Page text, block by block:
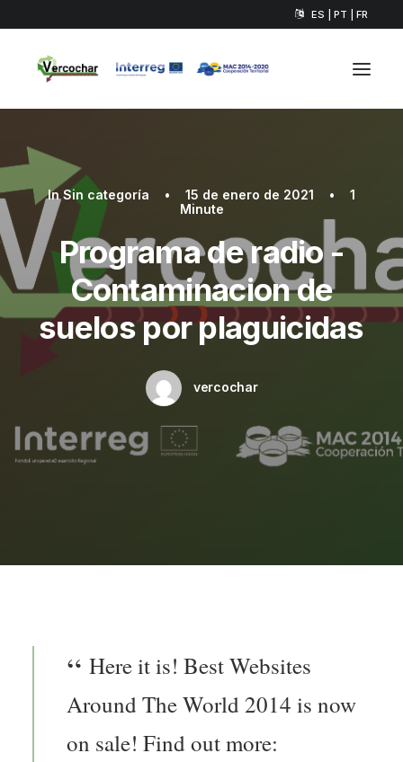
ES | PT | FR
In Sin categoría • 15 de enero de 2021 •
1
Minute
Programa de radio -
Contaminacion de
suelos por plaguicidas
vercochar
Here it is! Best Websites
Around The World 2014 is now
on sale! Find out more: